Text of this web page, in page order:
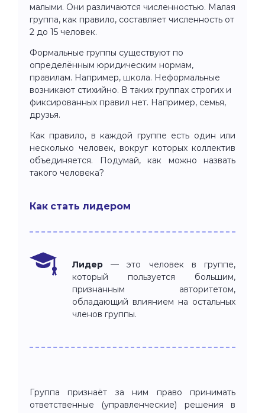
малыми. Они различаются численностью. Малая
группа, как правило, составляет численность от
2 до 15 человек.
Формальные группы существуют по
определённым юридическим нормам,
правилам. Например, школа. Неформальные
возникают стихийно. В таких группах строгих и
фиксированных правил нет. Например, семья,
друзья.
Как правило, в каждой группе есть один или
несколько человек, вокруг которых коллектив
объединяется. Подумай, как можно назвать
такого человека?
Как стать лидером
Лидер — это человек в группе,
который пользуется большим,
признанным авторитетом,
обладающий влиянием на остальных
членов группы.
Группа признаёт за ним право принимать
ответственные (управленческие) решения в